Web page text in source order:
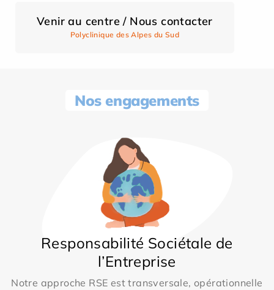
Venir au centre / Nous contacter
Polyclinique des Alpes du Sud
Nos engagements
Responsabilité Sociétale de
l’Entreprise
Notre approche RSE est transversale, opérationnelle